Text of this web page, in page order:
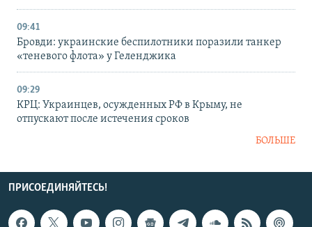
09:41
Бровди: украинские беспилотники поразили танкер
«теневого флота» у Геленджика
09:29
КРЦ: Украинцев, осужденных РФ в Крыму, не
отпускают после истечения сроков
БОЛЬШЕ
ПРИСОЕДИНЯЙТЕСЬ!